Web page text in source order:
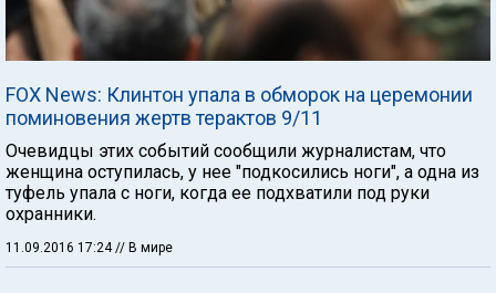
FOX News: Клинтон упала в обморок на церемонии
поминовения жертв терактов 9/11
Очевидцы этих событий сообщили журналистам, что
женщина оступилась, у нее "подкосились ноги", а одна из
туфель упала с ноги, когда ее подхватили под руки
охранники.
11.09.2016 17:24 // В мире